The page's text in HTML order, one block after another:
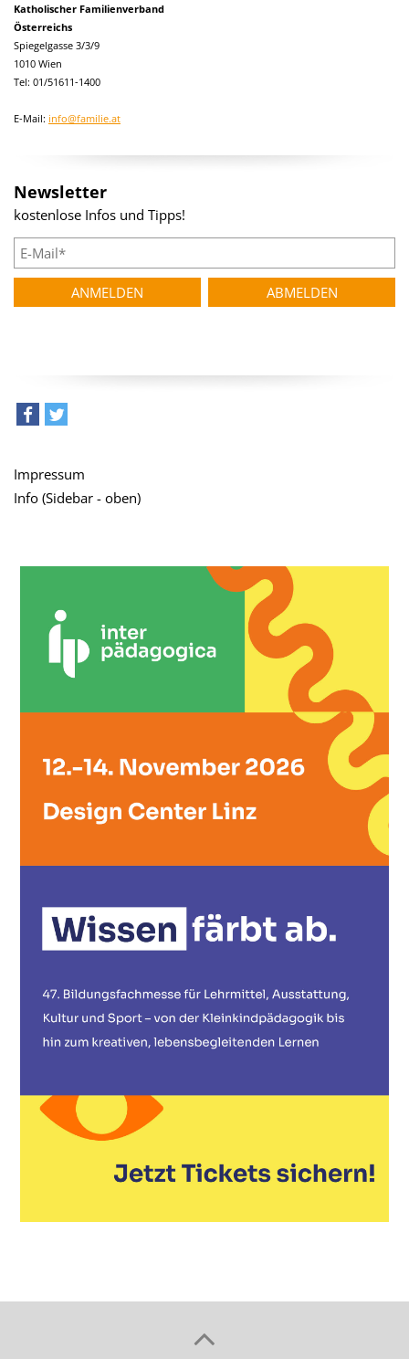
Katholischer Familienverband
Österreichs
Spiegelgasse 3/3/9
1010 Wien
Tel: 01/51611-1400
E-Mail: info@familie.at
Newsletter
kostenlose Infos und Tipps!
Impressum
Info (Sidebar - oben)